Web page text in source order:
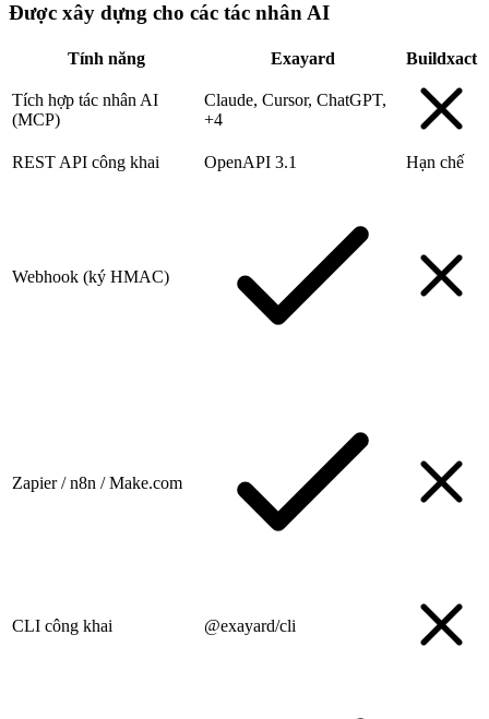
Được xây dựng cho các tác nhân AI
Tính năng Exayard Buildxact
Tích hợp tác nhân AI
(MCP)
Claude, Cursor, ChatGPT,
+4
REST API công khai OpenAPI 3.1 Hạn chế
Webhook (ký HMAC)
Zapier / n8n / Make.com
CLI công khai @exayard/cli